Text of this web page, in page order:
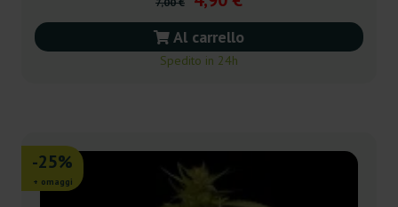
Al carrello
Spedito in 24h
-25%
+ omaggi